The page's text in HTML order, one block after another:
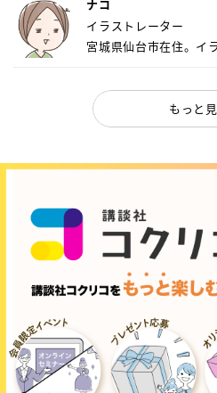
ナコ
イラストレーター
宮城県仙台市在住。イ
もっと